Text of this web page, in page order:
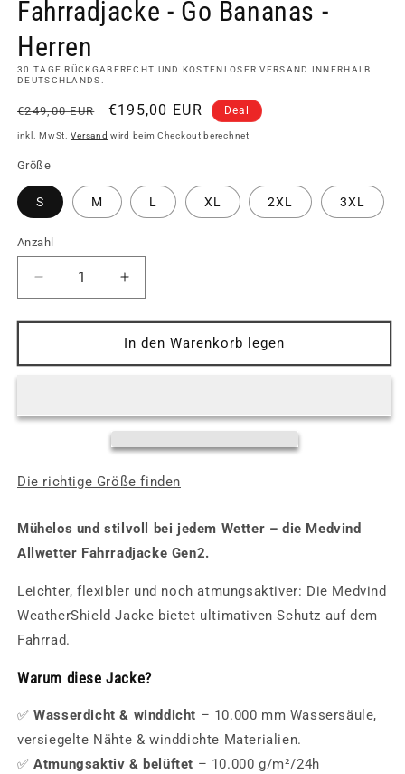
Fahrradjacke - Go Bananas -
Herren
30 TAGE RÜCKGABERECHT UND KOSTENLOSER VERSAND INNERHALB
DEUTSCHLANDS.
Normaler
Preis
€249,00 EUR Verkaufspreis
€195,00 EUR Deal
inkl. MwSt.Versand wird beim Checkout berechnet
Größe
S M L XL 2XL 3XL
Anzahl
Verringere
die
Menge
2nd
Allweather
Fahrradjacke
Go
Bananas
Herren
Erhöhe
die
Menge
für
2nd
Allweather
-
Go
Bananas
Herren
In den Warenkorb legen
Die richtige Größe finden
Mühelos und stilvoll bei jedem Wetter – die Medvind
Allwetter Fahrradjacke Gen2.
Leichter, flexibler und noch atmungsaktiver: Die Medvind
WeatherShield Jacke bietet ultimativen Schutz auf dem
Fahrrad.
Warum diese Jacke?
✅Wasserdicht & winddicht – 10.000 mm Wassersäule,
versiegelte Nähte & winddichte Materialien.
✅Atmungsaktiv & belüftet – 10.000 g/m²/24h